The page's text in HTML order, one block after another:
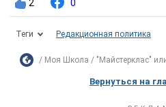
2 0
Теги Редакционная политика
Моя Школа "Майстерклас"
Вернуться на